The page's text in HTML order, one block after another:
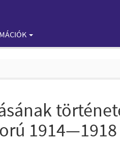
1914—1918